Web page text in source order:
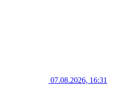
07.08.2026, 16:31